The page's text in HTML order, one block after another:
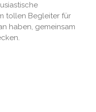
tollen Begleiter für
haben, gemeinsam